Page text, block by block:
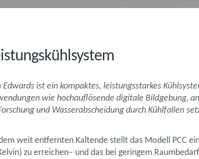
Edwards ist ein kompaktes, leistungsstarkes
wie hochauflösende digitale Bildgebung,
und Wasserabscheidung durch Kühlfallen
weit entfernten Kaltende stellt das Modell PCC
zu erreichen– und das bei geringem